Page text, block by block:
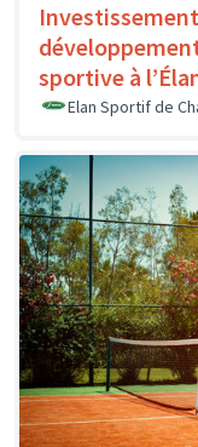
sportive à
Elan Sportif de